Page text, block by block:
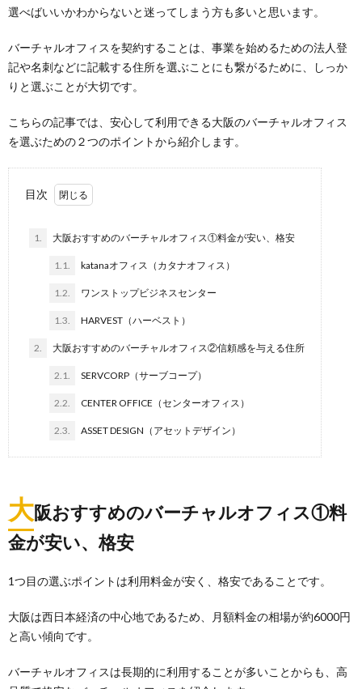
選べばいいかわからないと迷ってしまう方も多いと思います。
バーチャルオフィスを契約することは、事業を始めるための法人登
記や名刺などに記載する住所を選ぶことにも繋がるために、しっか
りと選ぶことが大切です。
こちらの記事では、安心して利用できる大阪のバーチャルオフィス
を選ぶための２つのポイントから紹介します。
目次
1. 大阪おすすめのバーチャルオフィス①料金が安い、格安
1.1. katanaオフィス（カタナオフィス）
1.2. ワンストップビジネスセンター
1.3. HARVEST（ハーベスト）
2. 大阪おすすめのバーチャルオフィス②信頼感を与える住所
2.1. SERVCORP（サーブコープ）
2.2. CENTER OFFICE（センターオフィス）
2.3. ASSET DESIGN（アセットデザイン）
大阪おすすめのバーチャルオフィス①料
金が安い、格安
1つ目の選ぶポイントは利用料金が安く、格安であることです。
大阪は西日本経済の中心地であるため、月額料金の相場が約6000円
と高い傾向です。
バーチャルオフィスは長期的に利用することが多いことからも、高